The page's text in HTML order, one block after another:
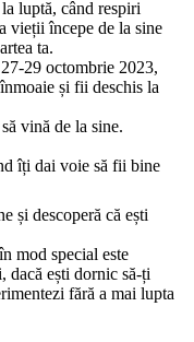
luptă, când respiri
vieții începe de la sine
ta.
29 octombrie 2023,
și fii deschis la
vină de la sine.
îți dai voie să fii bine
și descoperă că ești
mod special este
dacă ești dornic să-ți
fără a mai lupta